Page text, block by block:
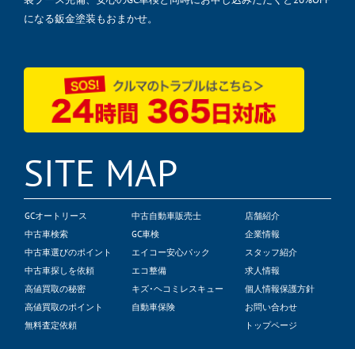
になる鈑金塗装もおまかせ。
SITE MAP
GCオートリース
中古車検索
中古車選びのポイント
中古車探しを依頼
高値買取の秘密
高値買取のポイント
無料査定依頼
中古自動車販売士
GC車検
エイコー安心パック
エコ整備
キズ･ヘコミレスキュー
自動車保険
店舗紹介
企業情報
スタッフ紹介
求人情報
個人情報保護方針
お問い合わせ
トップページ